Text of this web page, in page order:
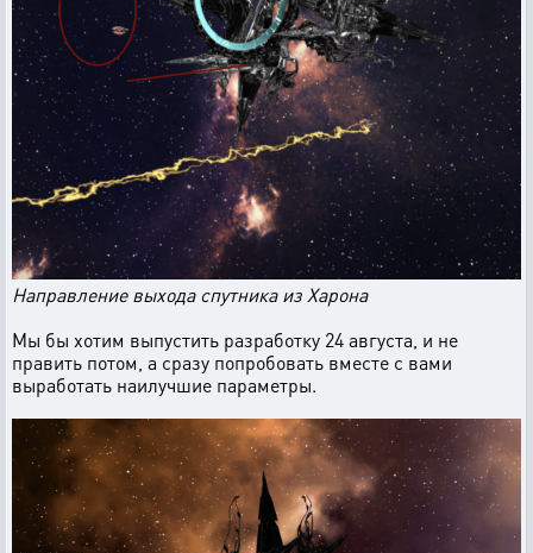
Направление выхода спутника из Харона
Мы бы хотим выпустить разработку 24 августа, и не
править потом, а сразу попробовать вместе с вами
выработать наилучшие параметры.